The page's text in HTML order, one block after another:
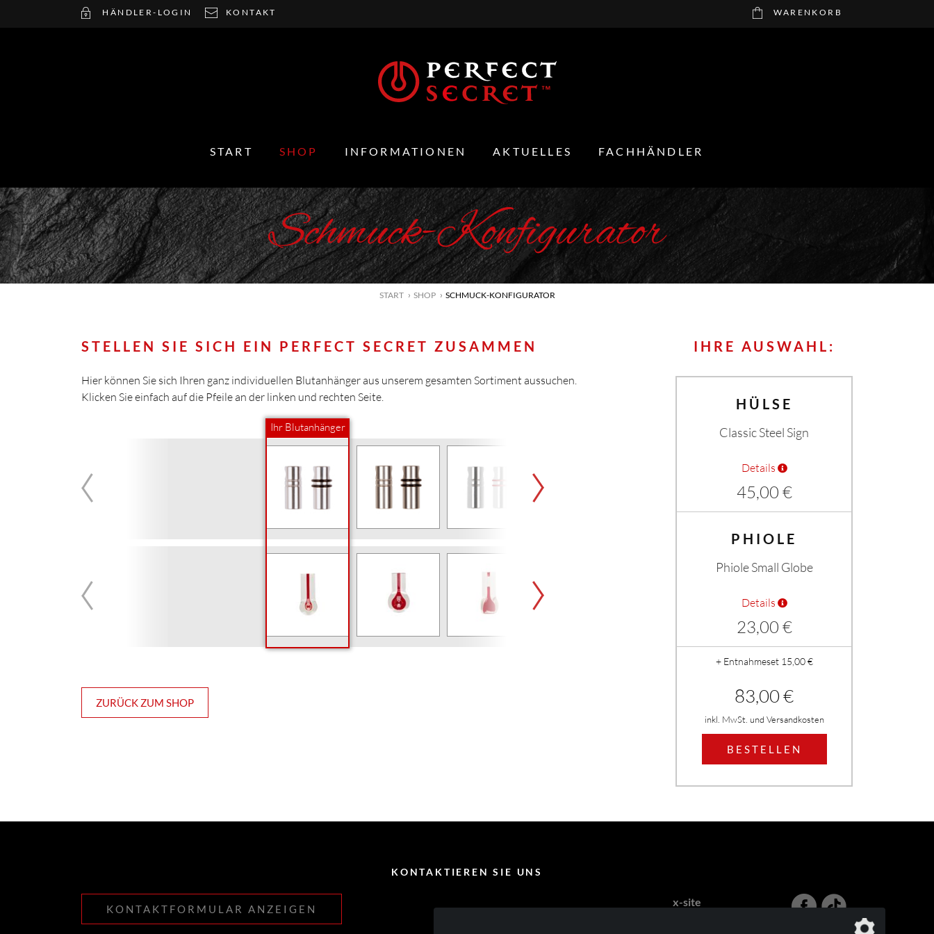
HÄNDLER-LOGIN KONTAKT WARENKORB
START SHOP INFORMATIONEN AKTUELLES FACHHÄNDLER
Schmuck-Konfigurator
START SHOP SCHMUCK-KONFIGURATOR
STELLEN SIE SICH EIN PERFECT SECRET ZUSAMMEN
Hier können Sie sich Ihren ganz individuellen Blutanhänger aus unserem gesamten Sortiment aussuchen.
Klicken Sie einfach auf die Pfeile an der linken und rechten Seite.
Ihr Blutanhänger
ZURÜCK ZUM SHOP
IHRE AUSWAHL:
HÜLSE
Classic Steel Sign
Details
45,00 €
PHIOLE
Phiole Small Globe
Details
23,00 €
+ Entnahmeset 15,00 €
83,00 €
inkl. MwSt. und Versandkosten
BESTELLEN
KONTAKTIEREN SIE UNS
KONTAKTFORMULAR ANZEIGEN
x-site